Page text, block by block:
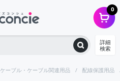
0
詳細
検索
ケーブル・ケーブル関連用品 配線保護用品